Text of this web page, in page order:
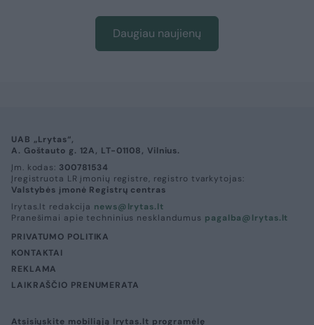
Daugiau naujienų
UAB „Lrytas“,
A. Goštauto g. 12A, LT-01108, Vilnius.
Įm. kodas: 300781534
Įregistruota LR įmonių registre, registro tvarkytojas:
Valstybės įmonė Registrų centras
lrytas.lt redakcija news@lrytas.lt
Pranešimai apie techninius nesklandumus pagalba@lrytas.lt
PRIVATUMO POLITIKA
KONTAKTAI
REKLAMA
LAIKRAŠČIO PRENUMERATA
Atsisiųskite mobiliąją lrytas.lt programėlę